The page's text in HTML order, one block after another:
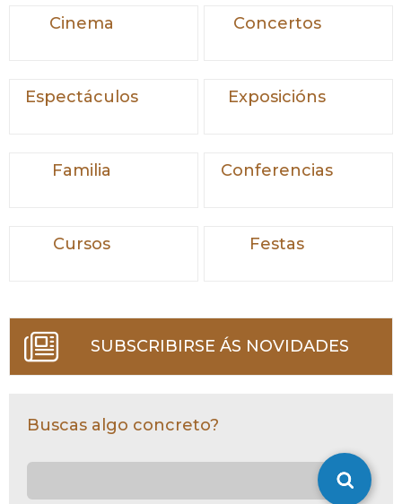
Cinema Concertos
Espectáculos Exposicións
Familia Conferencias
Cursos Festas
SUBSCRIBIRSE ÁS NOVIDADES
Buscas algo concreto?